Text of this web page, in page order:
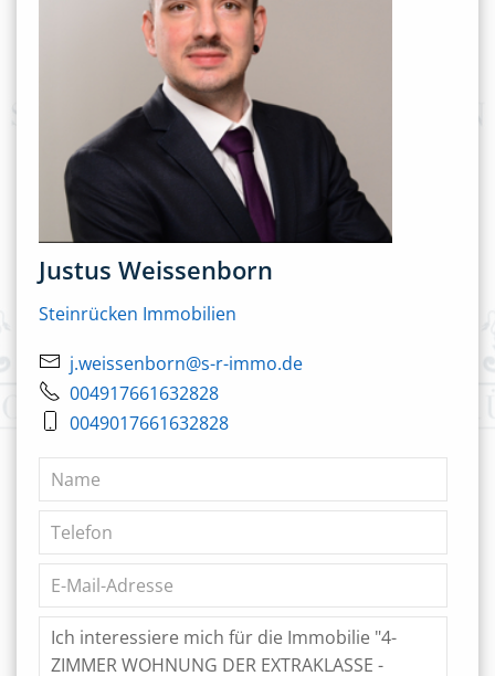
Justus Weissenborn
Steinrücken Immobilien
j.weissenborn@s-r-immo.de
004917661632828
0049017661632828